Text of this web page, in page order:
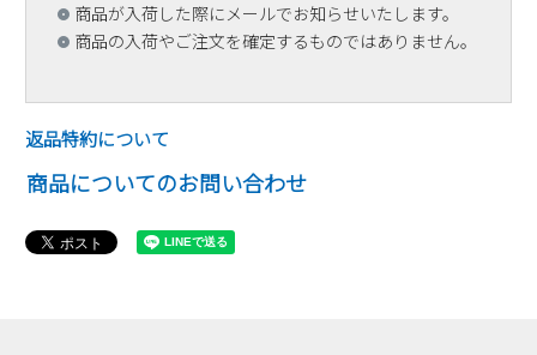
商品が入荷した際にメールでお知らせいたします。
商品の入荷やご注文を確定するものではありません。
返品特約について
商品についてのお問い合わせ